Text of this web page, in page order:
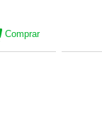
Comprar